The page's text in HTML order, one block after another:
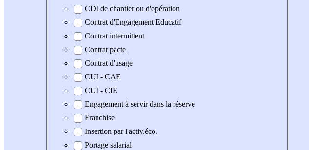
CDI de chantier ou d'opération
Contrat d'Engagement Educatif
Contrat intermittent
Contrat pacte
Contrat d'usage
CUI - CAE
CUI - CIE
Engagement à servir dans la réserve
Franchise
Insertion par l'activ.éco.
Portage salarial